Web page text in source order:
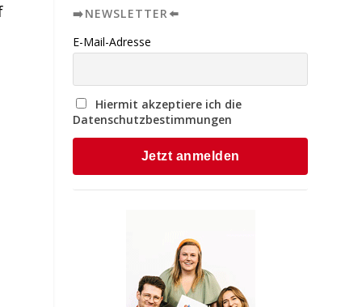
➡️NEWSLETTER⬅️
E-Mail-Adresse
Hiermit akzeptiere ich die
Datenschutzbestimmungen